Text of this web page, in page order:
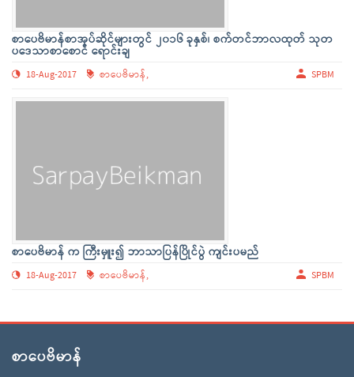
စာပေဗိမာန်စာအုပ်ဆိုင်များတွင် ၂၀၁၆ ခုနှစ်၊ စက်တင်ဘာလထုတ် သုတ
ပဒေသာစာစောင် ရောင်းချ
18-Aug-2017 စာပေဗိမာန်, SPBM
စာပေဗိမာန် က ကြီးမှူး၍ ဘာသာပြန်ပြိုင်ပွဲ ကျင်းပမည်
18-Aug-2017 စာပေဗိမာန်, SPBM
စာပေဗိမာန်